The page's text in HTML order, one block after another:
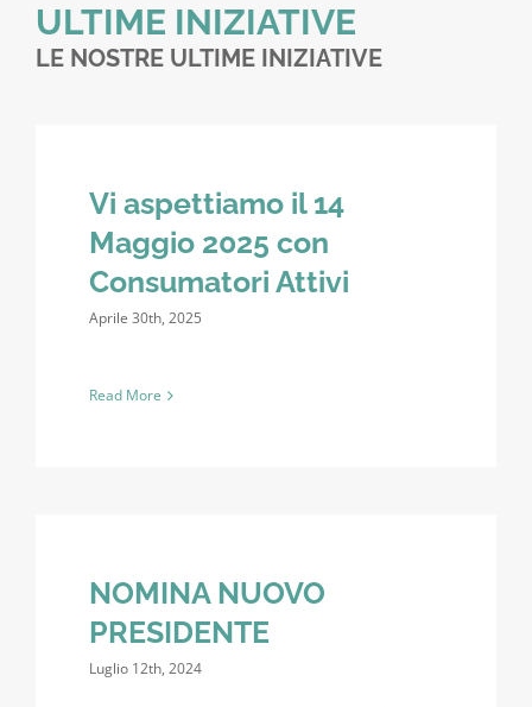
ULTIME INIZIATIVE
LE NOSTRE ULTIME INIZIATIVE
Vi aspettiamo il 14
Maggio 2025 con
Consumatori Attivi
Aprile 30th, 2025
Read More
NOMINA NUOVO
PRESIDENTE
Luglio 12th, 2024